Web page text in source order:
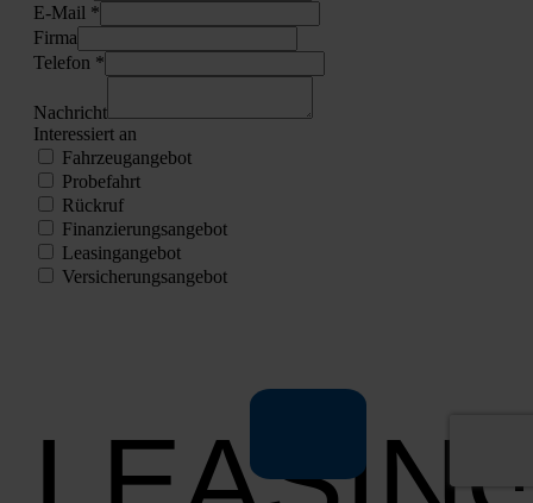
E‑Mail *
Fir­ma
Tele­fon *
Nach­richt
Inter­es­siert an
Fahr­zeug­an­ge­bot
Pro­be­fahrt
Rück­ruf
Finan­zie­rungs­an­ge­bot
Lea­sing­an­ge­bot
Ver­si­che­rungs­an­ge­bot